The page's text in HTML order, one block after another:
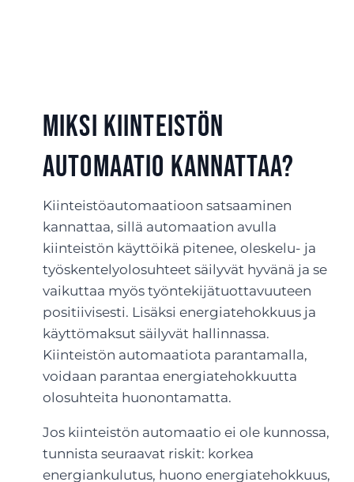
Miksi kiinteistön
automaatio kannattaa?
Kiinteistöautomaatioon satsaaminen
kannattaa, sillä automaation avulla
kiinteistön käyttöikä pitenee, oleskelu- ja
työskentelyolosuhteet säilyvät hyvänä ja se
vaikuttaa myös työntekijätuottavuuteen
positiivisesti. Lisäksi energiatehokkuus ja
käyttömaksut säilyvät hallinnassa.
Kiinteistön automaatiota parantamalla,
voidaan parantaa energiatehokkuutta
olosuhteita huonontamatta.
Jos kiinteistön automaatio ei ole kunnossa,
tunnista seuraavat riskit: korkea
energiankulutus, huono energiatehokkuus,